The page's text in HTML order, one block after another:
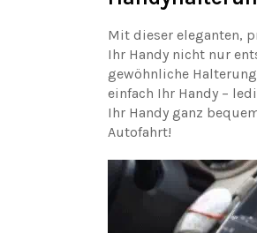
Mit dieser eleganten,
Ihr Handy nicht nur
gewöhnliche
einfach Ihr Handy –
Ihr Handy ganz
Autofahrt!